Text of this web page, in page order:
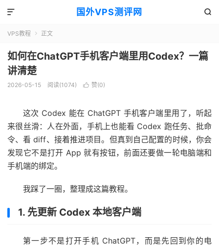
国外VPS测评网 

VPS教程  正文
如何在ChatGPT手机客户端里用Codex？一篇
讲清楚
2026-05-15 阅读(1074)  赞(0)
这次 Codex 能在 ChatGPT 手机客户端里用了，听起
来很丝滑：人在外面，手机上也能看 Codex 跑任务、批命
令、看 diff、接着推进项目。但真到自己配置的时候，你会
发现它不是打开 App 就有按钮，前面还要做一轮电脑端和
手机端的绑定。
我踩了一圈，整理成这篇教程。
1. 先更新 Codex 本地客户端
第一步不是打开手机 ChatGPT，而是先回到你的电